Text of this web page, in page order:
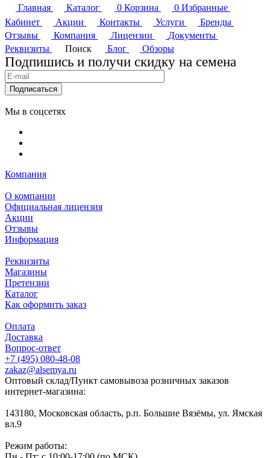
Главная
Каталог 0 Корзина 0 Избранные
Кабинет
Акции Контакты Услуги
Бренды
Отзывы
Компания Лицензии
Документы
Реквизиты
Поиск Блог Обзоры
Подпишись и получи скидку на семена
Подписаться
Мы в соцсетях
Компания
О компании
Официальная лицензия
Акции
Отзывы
Информация
Реквизиты
Магазины
Претензии
Каталог
Как оформить заказ
Оплата
Доставка
Вопрос-ответ
+7 (495) 080-48-08
zakaz@alsemya.ru
Оптовый склад/Пункт самовывоза розничных заказов
интернет-магазина:
143180, Московская область, р.п. Большие Вязёмы, ул. Ямская
вл.9
Режим работы: